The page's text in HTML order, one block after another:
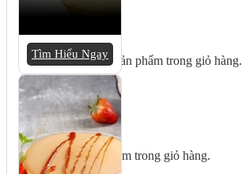
Chưa có sản phẩm trong giỏ hàng.
Giỏ hàng
Chưa có sản phẩm trong giỏ hàng.
Tìm Hiểu Ngay